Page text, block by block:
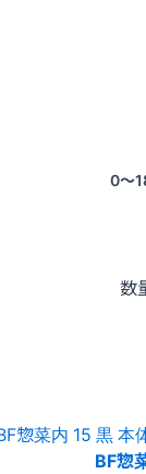
0〜
数
BF惣